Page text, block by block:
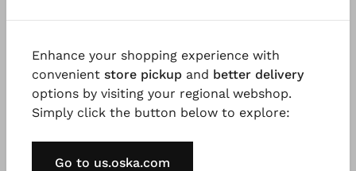
dyed for a beautiful colour effect. Possible
irregularities in the dyeing are a desired effect and
not a fault. Organic cotton is grown and harvested
according to organic farming guidelines, without the
use of chemical fertilisers and pesticides. 100%
natural fibres, natural fibres are renewable raw
materials.
Enhance your shopping experience with
convenient store pickup and better delivery
options by visiting your regional webshop.
Simply click the button below to explore:
Go to us.oska.com